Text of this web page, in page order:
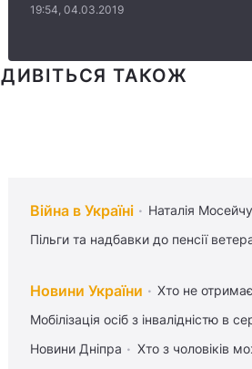
19:54, 04.03.2019
ДИВІТЬСЯ ТАКОЖ
Війна в Україні Наталія
Пільги та надбавки до пенсії
Новини України Хто не отримає
Мобілізація осіб з інвалідністю в
Новини Дніпра
Хто з чоловіків